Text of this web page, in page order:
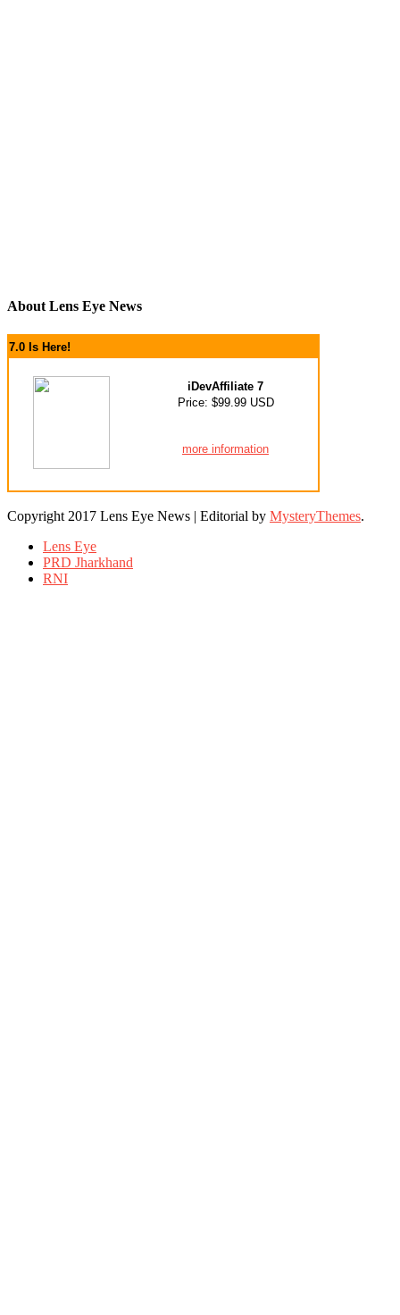
About Lens Eye News
7.0 Is Here!
iDevAffiliate 7
Price: $99.99 USD
more information
Copyright 2017 Lens Eye News | Editorial by MysteryThemes.
Lens Eye
PRD Jharkhand
RNI